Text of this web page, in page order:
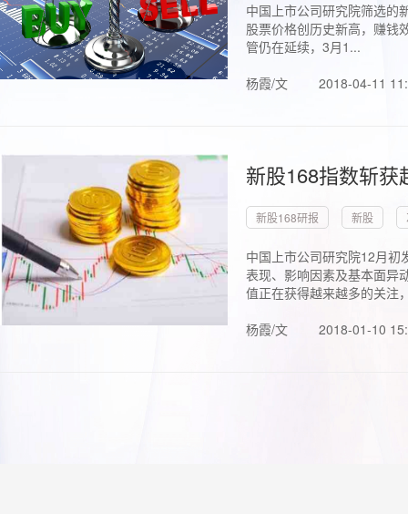
中国上市公司研究院筛选的
股票价格创历史新高，赚钱
管仍在延续，3月1...
杨霞/文
2018-04-11
新股168指数斩
新股168研报 新股
中国上市公司研究院12月初
表现、影响因素及基本面异
值正在获得越来越多的关注
杨霞/文
2018-01-10